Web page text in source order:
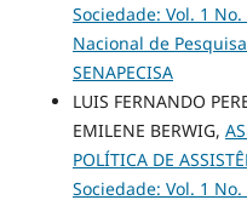
Sociedade: Vol. 1
Nacional de
SENAPECISA
LUIS FERNANDO
EMILENE BERWIG,
POLÍTICA DE
Sociedade: Vol. 1